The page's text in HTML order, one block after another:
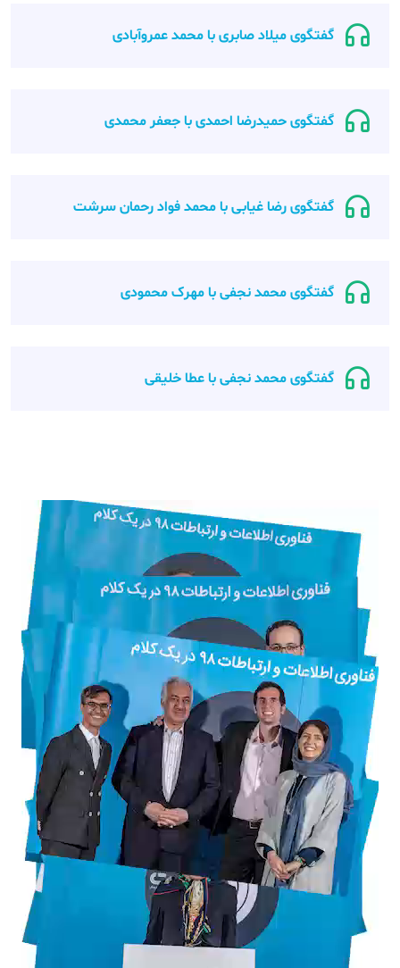
گفتگوی میلاد صابری با محمد عمروآبادی
گفتگوی حمیدرضا احمدی با جعفر محمدی
گفتگوی رضا غیابی با محمد فواد رحمان سرشت
گفتگوی محمد نجفی با مهرک محمودی
گفتگوی محمد نجفی با عطا خلیقی